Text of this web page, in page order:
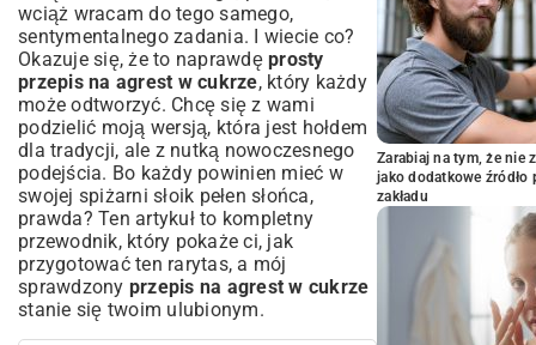
wciąż wracam do tego samego,
sentymentalnego zadania. I wiecie co?
Okazuje się, że to naprawdę prosty
przepis na agrest w cukrze, który każdy
może odtworzyć. Chcę się z wami
podzielić moją wersją, która jest hołdem
dla tradycji, ale z nutką nowoczesnego
podejścia. Bo każdy powinien mieć w
swojej spiżarni słoik pełen słońca,
prawda? Ten artykuł to kompletny
przewodnik, który pokaże ci, jak
przygotować ten rarytas, a mój
sprawdzony przepis na agrest w cukrze
stanie się twoim ulubionym.
Zarabiaj na tym, że nie
jako dodatkowe
zakładu